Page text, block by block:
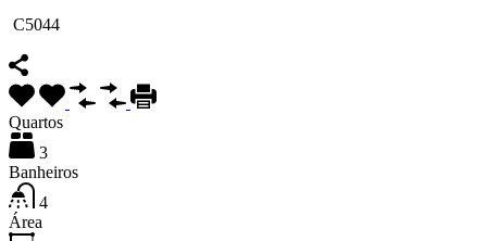
C5044
Quartos
3
Banheiros
4
Área